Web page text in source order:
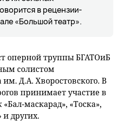
в рецензии-
«Большой театр».
оперной труппы БГАТОиБ
солистом
им. Д.А. Хворостовского. В
принимает участие в
маскарад», «Тоска»,
и других.